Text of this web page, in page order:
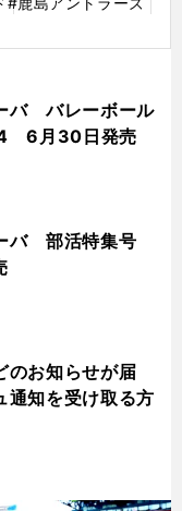
バ バレーボール
6月30日発売
バ 部活特集号
のお知らせが届
知を受け取る方